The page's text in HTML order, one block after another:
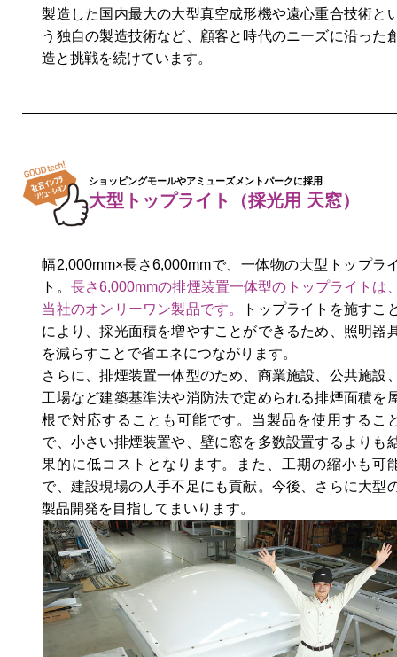
製造した国内最大の大型真空成形機や遠心重合技術と
う独自の製造技術など、顧客と時代のニーズに沿った
造と挑戦を続けています。
ショッピングモールやアミューズメントパークに採用
大型トップライト（採光用 天窓）
幅2,000mm×長さ6,000mmで、一体物の大型トップラ
ト。 長さ6,000mmの排煙装置一体型のトップライトは
当社のオンリーワン製品です。
トップライトを施すこ
により、採光面積を増やすことができるため、照明器
を減らすことで省エネにつながります。
さらに、排煙装置一体型のため、商業施設、公共施設
工場など建築基準法や消防法で定められる排煙面積を
根で対応することも可能です。当製品を使用するこ
で、小さい排煙装置や、壁に窓を多数設置するよりも
果的に低コストとなります。また、工期の縮小も可
で、建設現場の人手不足にも貢献。今後、さらに大型
製品開発を目指してまいります。